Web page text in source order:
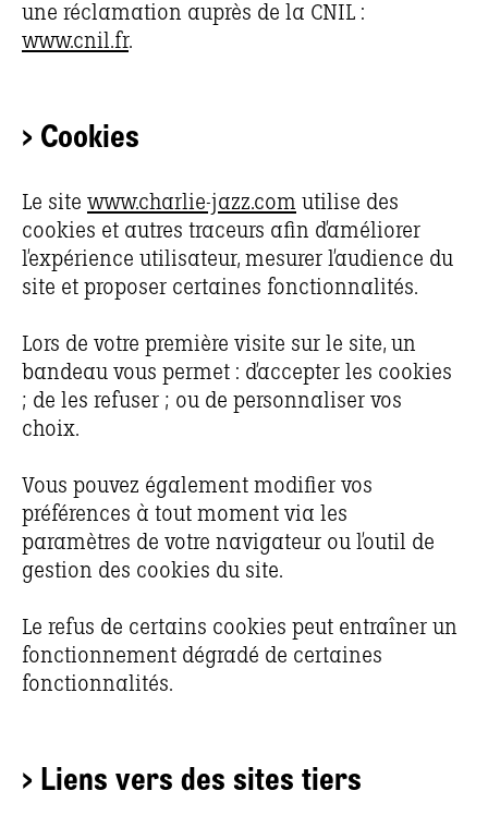
une réclamation auprès de la CNIL :
www.cnil.fr.
> Cookies
Le site www.charlie-jazz.com utilise des
cookies et autres traceurs afin d’améliorer
l’expérience utilisateur, mesurer l’audience du
site et proposer certaines fonctionnalités.
Lors de votre première visite sur le site, un
bandeau vous permet : d’accepter les cookies
; de les refuser ; ou de personnaliser vos
choix.
Vous pouvez également modifier vos
préférences à tout moment via les
paramètres de votre navigateur ou l’outil de
gestion des cookies du site.
Le refus de certains cookies peut entraîner un
fonctionnement dégradé de certaines
fonctionnalités.
> Liens vers des sites tiers